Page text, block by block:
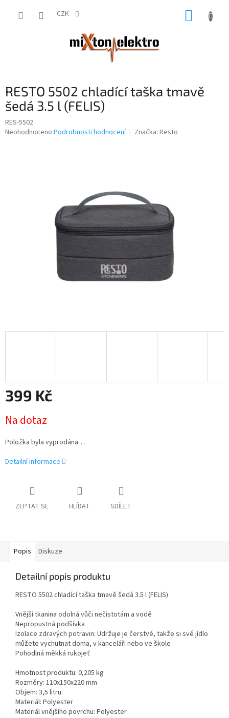
CZK
RESTO 5502 chladící taška tmavě
šedá 3.5 l (FELIS)
RES-5502
Průměrné
Neohodnoceno Podrobnosti hodnocení Značka: Resto
399 Kč
cena:
Na dotaz
Položka byla vyprodána…
Detailní informace
ZEPTAT SE HLÍDAT SDÍLET
Popis Diskuze
Detailní popis produktu
RESTO 5502 chladící taška tmavě šedá 3.5 l (FELIS)
Vnější tkanina odolná vůči nečistotám a vodě
Nepropustná podšívka
Izolace zdravých potravin: Udržuje je čerstvé, takže si své jídlo
můžete vychutnat doma, v kanceláři nebo ve škole
Pohodlná měkká rukojeť
Hmotnost produktu: 0,205 kg
Rozměry: 110x150x220 mm
Objem: 3,5 litru
Materiál: Polyester
Materiál vnějšího povrchu: Polyester